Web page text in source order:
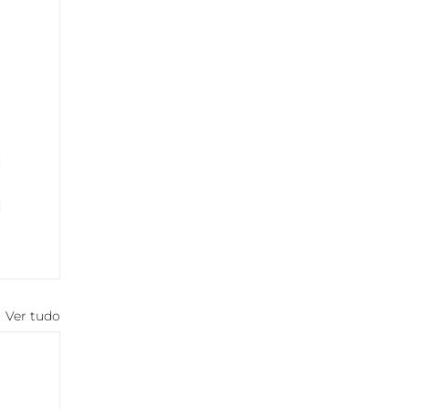
Ver tudo